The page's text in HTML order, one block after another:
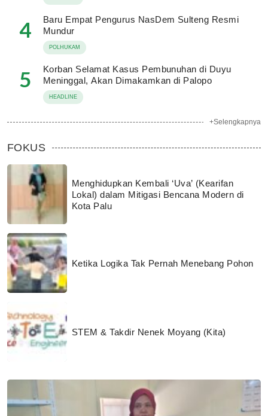
4
Baru Empat Pengurus NasDem Sulteng Resmi
Mundur
POLHUKAM
5
Korban Selamat Kasus Pembunuhan di Duyu
Meninggal, Akan Dimakamkan di Palopo
HEADLINE
+Selengkapnya
FOKUS
Menghidupkan Kembali ‘Uva’ (Kearifan
Lokal) dalam Mitigasi Bencana Modern di
Kota Palu
Ketika Logika Tak Pernah Menebang Pohon
STEM & Takdir Nenek Moyang (Kita)